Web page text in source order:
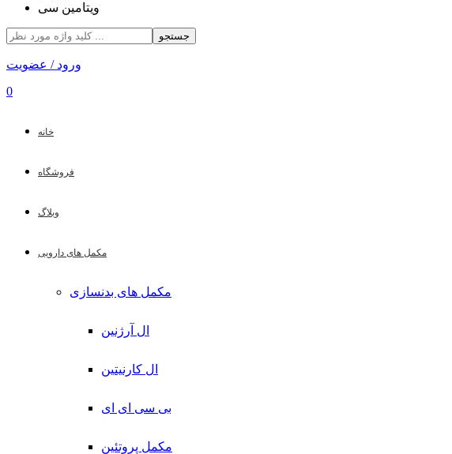
ویتامین سی
جستجو
ورود / عضویت
0
خانه
فروشگاه
وبلاگ
مکمل های دارویی
مکمل های بدنسازی
ال آرژنین
ال کارنیتین
بی سی ای ای
مکمل پروتئین